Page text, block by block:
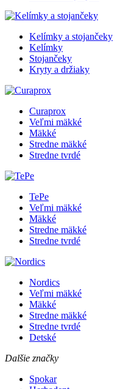
Kelímky a stojančeky
Kelímky
Stojančeky
Kryty a držiaky
Curaprox
Veľmi mäkké
Mäkké
Stredne mäkké
Stredne tvrdé
TePe
Veľmi mäkké
Mäkké
Stredne mäkké
Stredne tvrdé
Nordics
Veľmi mäkké
Mäkké
Stredne mäkké
Stredne tvrdé
Detské
Dalšie značky
Spokar